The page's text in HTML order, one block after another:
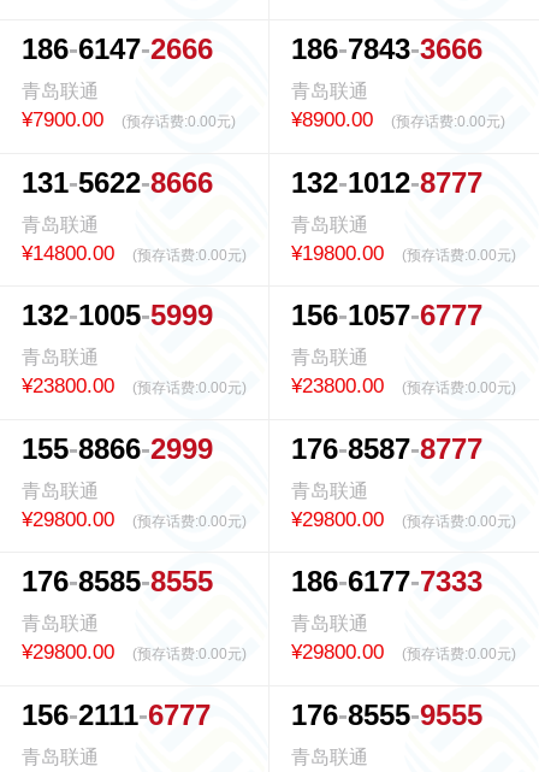
186 6147 2666
青岛联通
¥7900.00 (预存话费:0.00元)
186 7843 3666
青岛联通
¥8900.00 (预存话费:0.00元)
131 5622 8666
青岛联通
¥14800.00 (预存话费:0.00元)
132 1012 8777
青岛联通
¥19800.00 (预存话费:0.00元)
132 1005 5999
青岛联通
¥23800.00 (预存话费:0.00元)
156 1057 6777
青岛联通
¥23800.00 (预存话费:0.00元)
155 8866 2999
青岛联通
¥29800.00 (预存话费:0.00元)
176 8587 8777
青岛联通
¥29800.00 (预存话费:0.00元)
176 8585 8555
青岛联通
¥29800.00 (预存话费:0.00元)
186 6177 7333
青岛联通
¥29800.00 (预存话费:0.00元)
156 2111 6777
青岛联通
176 8555 9555
青岛联通